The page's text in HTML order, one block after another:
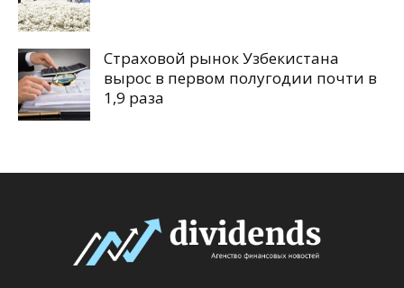
Страховой рынок Узбекистана
вырос в первом полугодии почти в
1,9 раза